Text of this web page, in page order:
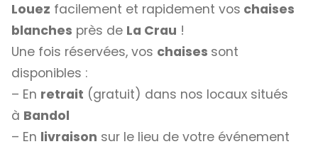
Louez facilement et rapidement vos chaises
blanches près de La Crau !
Une fois réservées, vos chaises sont
disponibles :
– En retrait (gratuit) dans nos locaux situés
à Bandol
– En livraison sur le lieu de votre événement